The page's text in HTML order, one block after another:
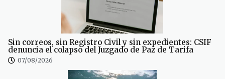
Sin correos, sin Registro Civil y sin expedientes: CSIF
denuncia el colapso del Juzgado de Paz de Tarifa
07/08/2026